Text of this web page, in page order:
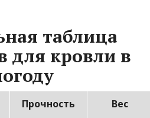
таблица
для кровли в
Прочность Вес